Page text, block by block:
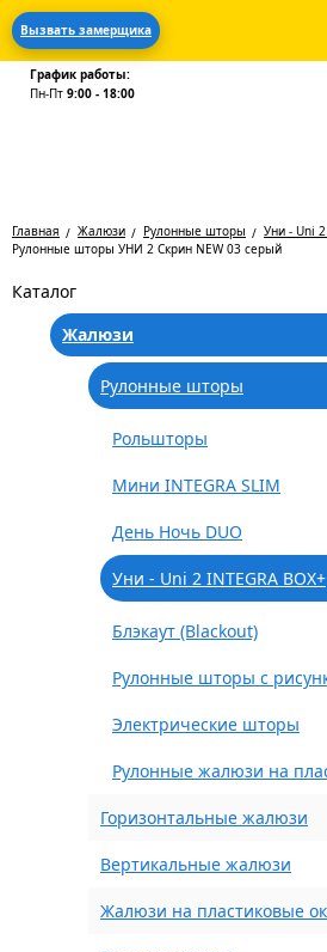
Вызвать замерщика
График работы:
Пн-Пт 9:00 - 18:00
Главная Жалюзи Рулонные шторы
Уни - Uni 2
Рулонные шторы УНИ 2 Скрин NEW 03 серый
Каталог
Жалюзи
Рулонные шторы
Рольшторы
Мини INTEGRA SLIM
День Ночь DUO
Уни - Uni 2 INTEGRA BOX+
Блэкаут (Blackout)
Рулонные шторы с
Электрические шторы
Рулонные жалюзи на
Горизонтальные жалюзи
Вертикальные жалюзи
Жалюзи на пластиковые